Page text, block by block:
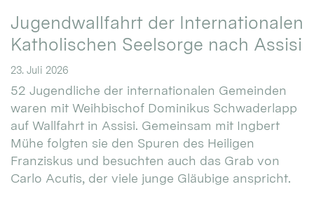
Jugendwallfahrt der Internationalen
Katholischen Seelsorge nach Assisi
23. Juli 2026
52 Jugendliche der internationalen Gemeinden
waren mit Weihbischof Dominikus Schwaderlapp
auf Wallfahrt in Assisi. Gemeinsam mit Ingbert
Mühe folgten sie den Spuren des Heiligen
Franziskus und besuchten auch das Grab von
Carlo Acutis, der viele junge Gläubige anspricht.